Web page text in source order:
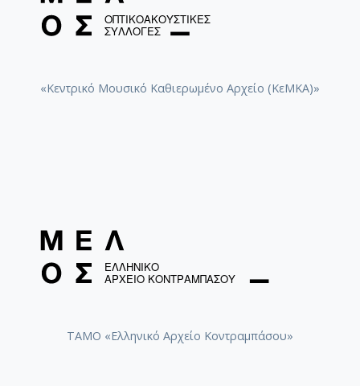
«Κεντρικό Μουσικό Καθιερωμένο Αρχείο (ΚεΜΚΑ)»
ΤΑΜΟ «Ελληνικό Αρχείο Κοντραμπάσου»